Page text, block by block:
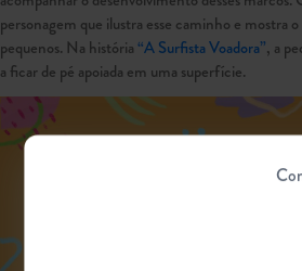
personagem que ilustra esse caminho e mostra
pequenos. Na história“A Surfista Voadora”, a
a ficar de pé apoiada em uma superfície.